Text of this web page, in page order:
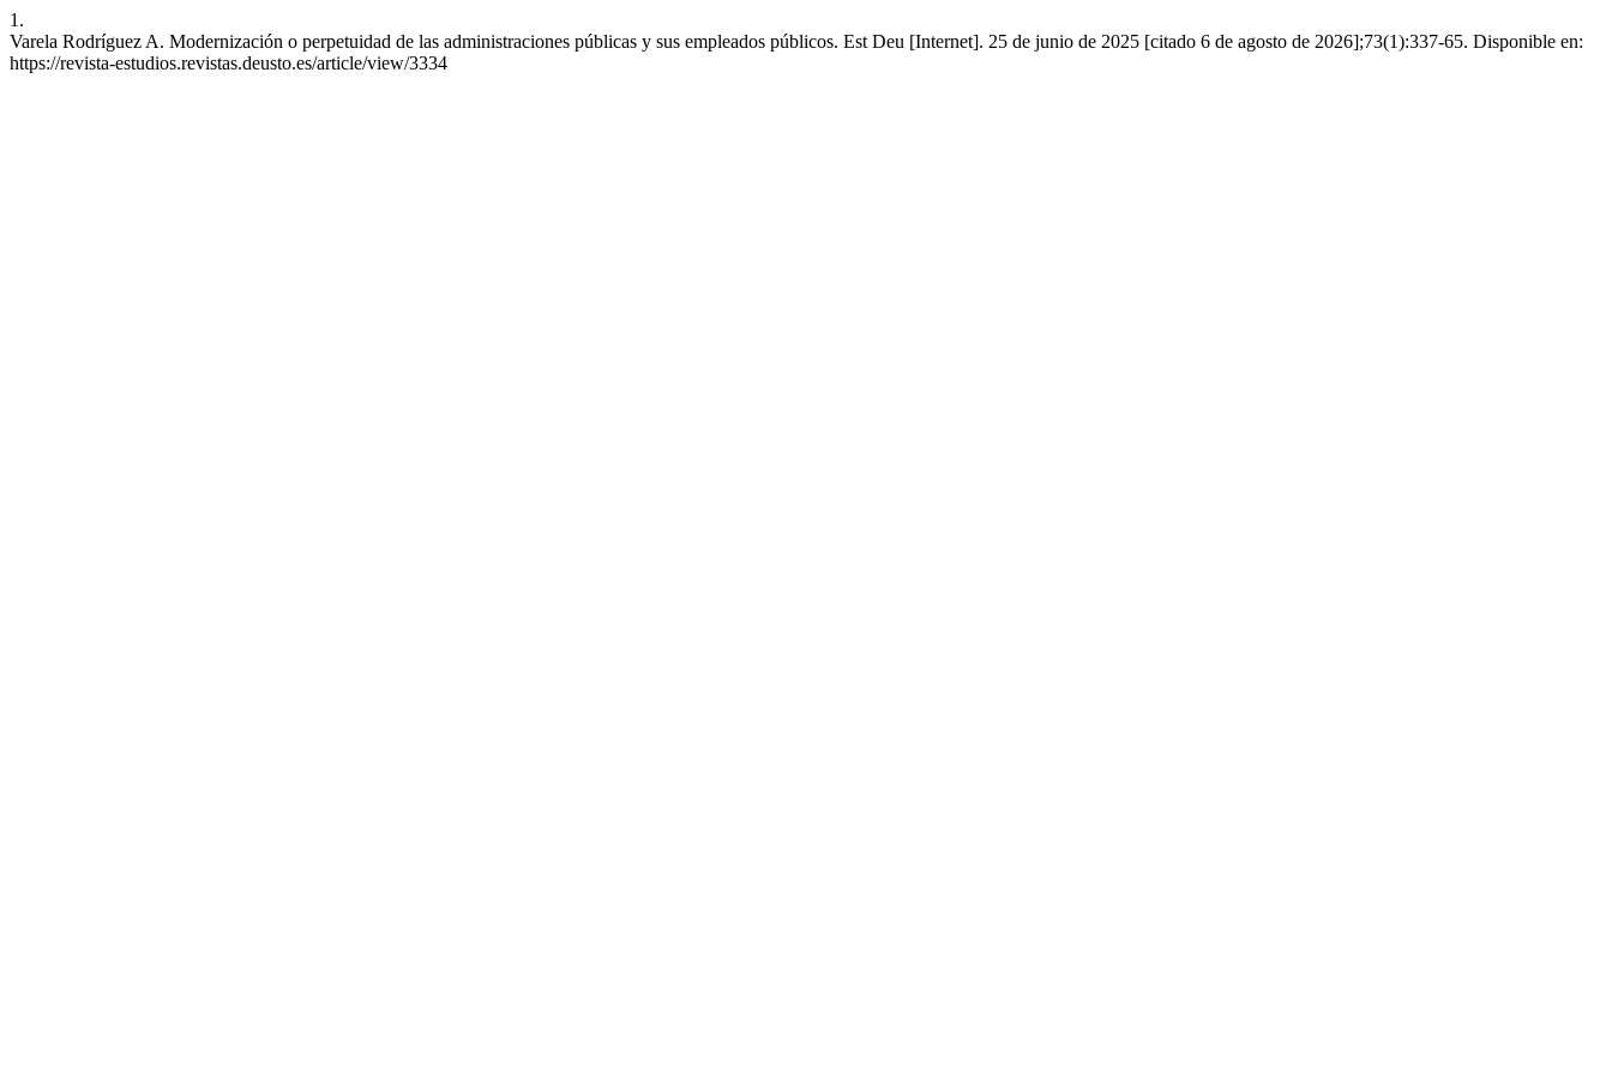
1.
Varela Rodríguez A. Modernización o perpetuidad de las administraciones públicas y sus empleados públicos. Est Deu [Internet]. 25 de junio de 2025 [citado 6 de agosto de 2026];73(1):337-65. Disponible en:
https://revista-estudios.revistas.deusto.es/article/view/3334